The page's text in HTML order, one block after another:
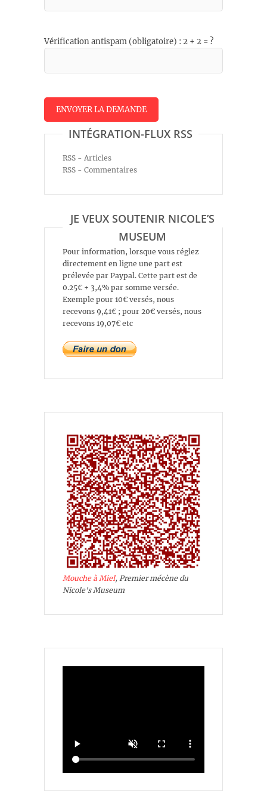
Vérification antispam (obligatoire) : 2 + 2 = ?
INTÉGRATION-FLUX RSS
RSS - Articles
RSS - Commentaires
JE VEUX SOUTENIR NICOLE’S
MUSEUM
Pour information, lorsque vous réglez
directement en ligne une part est
prélevée par Paypal. Cette part est de
0.25€ + 3,4% par somme versée.
Exemple pour 10€ versés, nous
recevons 9,41€ ; pour 20€ versés, nous
recevons 19,07€ etc
Mouche à Miel, Premier mécène du
Nicole's Museum